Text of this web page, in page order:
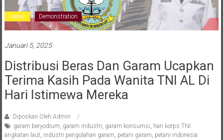
Dearah Demonstration
Januari 5, 2025
Distribusi Beras Dan Garam Ucapkan
Terima Kasih Pada Wanita TNI AL Di
Hari Istimewa Mereka
Diposkan Oleh:Admin
garam beryodium garam industri garam konsumsi hari korps TNI
angkatan laut industri pengolahan garam petani garam petani indonesia